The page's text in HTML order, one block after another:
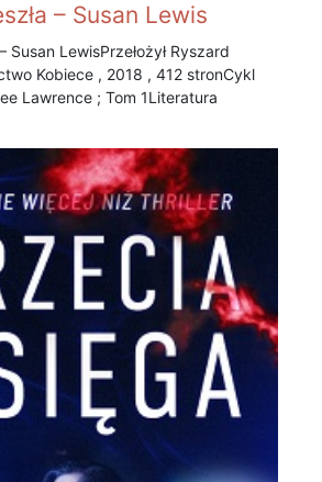
– Susan Lewis
Susan Lewis Przełożył Ryszard
Kobiece , 2018 , 412 stronCykl
Lawrence ; Tom 1 Literatura